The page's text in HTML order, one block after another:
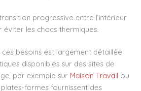
progressive entre l’intérieur
éviter les chocs thermiques.
ces besoins est largement détaillée
disponibles sur des sites de
par exemple sur Maison Travail ou
plates-formes fournissent des